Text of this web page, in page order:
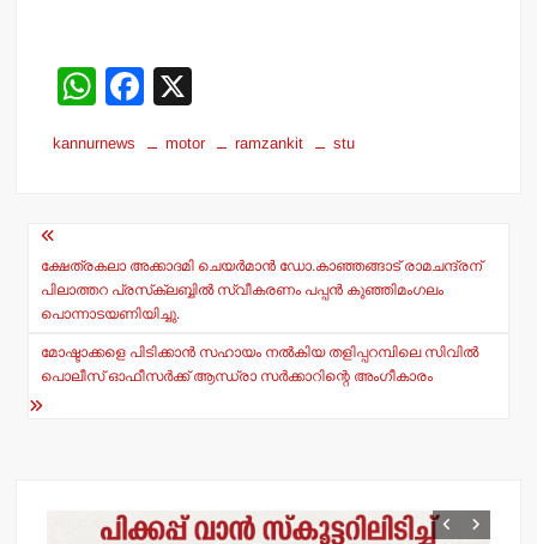
W
at
p
p
F
c
o
o
k
kannurnews motor ramzankit stu
Post
navigation
ക്ഷേത്രകലാ അക്കാദമി ചെയര്‍മാന്‍ ഡോ.കാഞ്ഞങ്ങാട് രാമചന്ദ്രന്
പിലാത്തറ പ്രസ്‌ക്ലബ്ബില്‍ സ്വീകരണം പപ്പന്‍ കുഞ്ഞിമംഗലം
പൊന്നാടയണിയിച്ചു.
മോഷ്ടാക്കളെ പിടിക്കാന്‍ സഹായം നല്‍കിയ തളിപ്പറമ്പിലെ സിവില്‍
പൊലീസ് ഓഫീസര്‍ക്ക് ആന്ധ്രാ സര്‍ക്കാറിന്റെ അംഗീകാരം